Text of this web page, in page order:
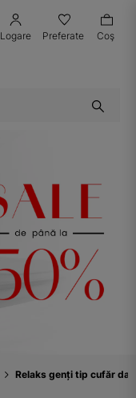
Logare Preferate Coş
Relaks genți tip cufăr